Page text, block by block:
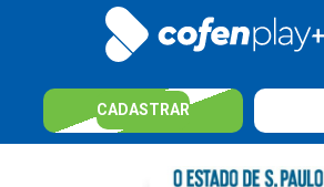
CADASTRAR